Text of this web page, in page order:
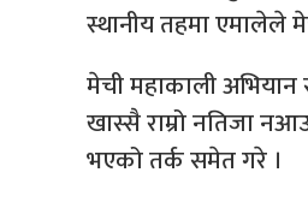
स्थानीय तहमा एमालेले
मेची महाकाली अभियान
खास्सै राम्रो नतिजा
भएको तर्क समेत गरे ।